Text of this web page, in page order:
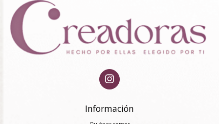
Información